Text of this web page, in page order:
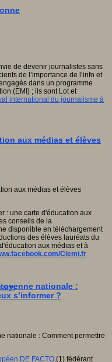
de devenir journalistes sans
de l’importance de l’info et
dans un programme
(EMI) ; ils sont Lot et
international du journalisme à
aux médias et élèves
: une carte d'éducation aux
conseils de la
disponible en téléchargement
des élèves lauréats du
aux médias et à
Clemi.fr
nationale :
s’informer ?
DE FACTO,(1) fédérant